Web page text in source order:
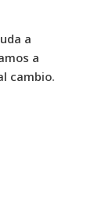
a
a
cambio.